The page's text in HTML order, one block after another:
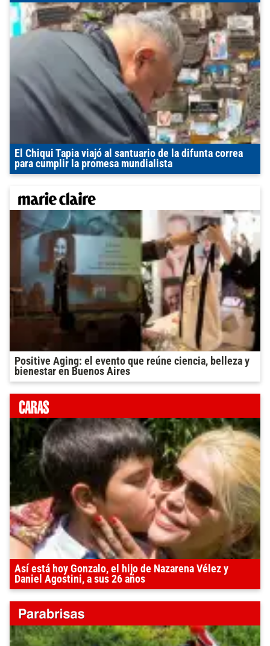
El Chiqui Tapia viajó al santuario de la difunta correa
para cumplir la promesa mundialista
Positive Aging: el evento que reúne ciencia, belleza y
bienestar en Buenos Aires
Así está hoy Gonzalo, el hijo de Nazarena Vélez y
Daniel Agostini, a sus 26 años